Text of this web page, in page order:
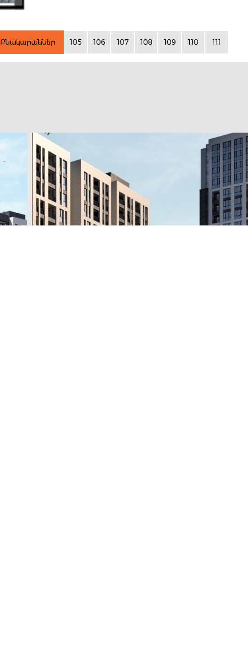
Բնակարաններ 105 106 107 108 109 110 111